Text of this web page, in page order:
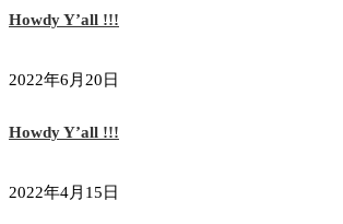
Howdy Y’all !!!
2022年6月20日
Howdy Y’all !!!
2022年4月15日